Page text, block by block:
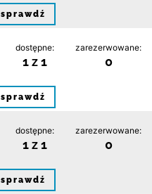
sprawdź
dostępne:
1 z 1
zarezerwowane:
0
sprawdź
dostępne:
1 z 1
zarezerwowane:
0
sprawdź